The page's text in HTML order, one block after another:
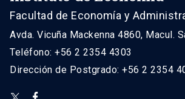
Facultad de Economía y
Avda. Vicuña Mackenna 4860, Macul.
Teléfono: +56 2 2354 4303
Dirección de Postgrado: +56 2 2354